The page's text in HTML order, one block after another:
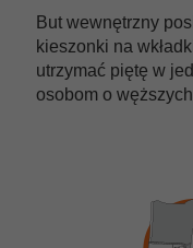
But wewnętrzny
kieszonki na
utrzymać piętę w
osobom o